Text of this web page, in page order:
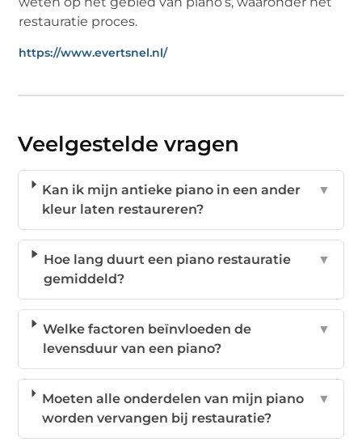
restauratie proces.
https://www.evertsnel.nl/
Veelgestelde vragen
Kan ik mijn antieke piano in een ander
kleur laten restaureren?
▼
Hoe lang duurt een piano restauratie
gemiddeld?
▼
Welke factoren beïnvloeden de
levensduur van een piano?
▼
Moeten alle onderdelen van mijn piano
worden vervangen bij restauratie?
▼